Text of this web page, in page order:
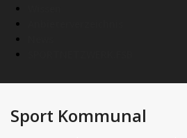
Sport Kommunal